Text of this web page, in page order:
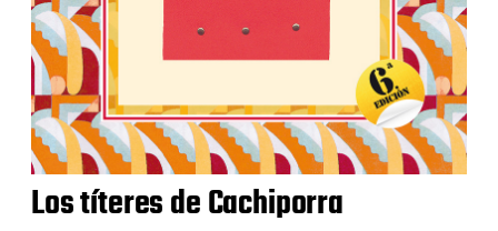
Los títeres de Cachiporra